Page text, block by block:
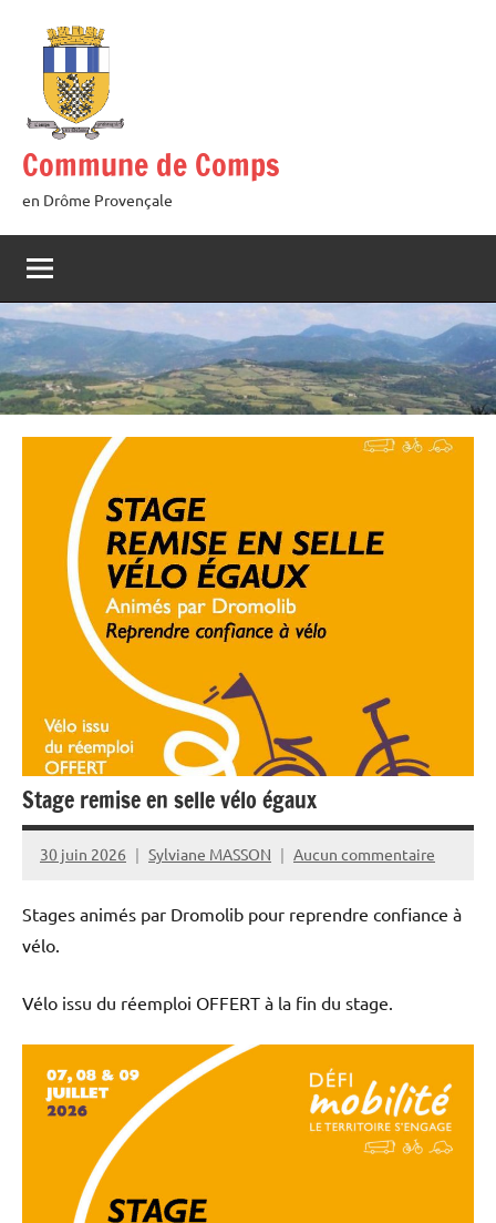
contenu
Commune de Comps
en Drôme Provençale
Stage remise en selle vélo égaux
30 juin 2026 Sylviane MASSON Aucun commentaire
Stages animés par Dromolib pour reprendre confiance à
vélo.
Vélo issu du réemploi OFFERT à la fin du stage.